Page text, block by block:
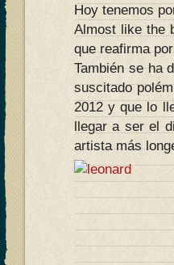
Hoy tenemos
Almost like the
que reafirma
También se ha
suscitado
2012 y que lo
llegar a ser el
artista más